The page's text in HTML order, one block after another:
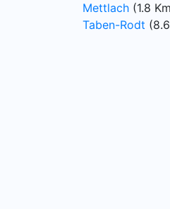
Mettlach (1.8
Taben-Rodt